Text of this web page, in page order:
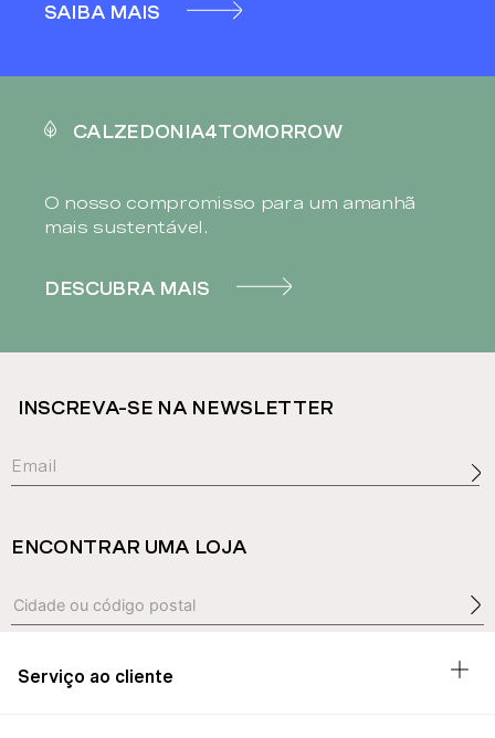
SAIBA MAIS
CALZEDONIA4TOMORROW
O nosso compromisso para um amanhã
mais sustentável.
DESCUBRA MAIS
INSCREVA-SE NA NEWSLETTER
ENCONTRAR UMA LOJA
Serviço ao cliente